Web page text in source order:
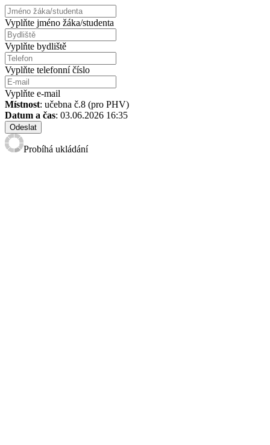
Vyplňte jméno žáka/studenta
Vyplňte bydliště
Vyplňte telefonní číslo
Vyplňte e-mail
Místnost: učebna č.8 (pro PHV)
Datum a čas: 03.06.2026 16:35
Odeslat
Probíhá ukládání